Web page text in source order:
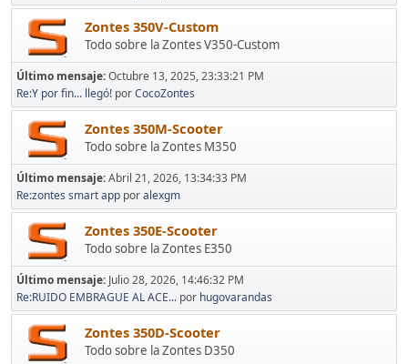
Zontes 350V-Custom
Todo sobre la Zontes V350-Custom
Último mensaje:Octubre 13, 2025, 23:33:21 PM
Re:Y por fin... llegó! porCocoZontes
Zontes 350M-Scooter
Todo sobre la Zontes M350
Último mensaje:Abril 21, 2026, 13:34:33 PM
Re:zontes smart app poralexgm
Zontes 350E-Scooter
Todo sobre la Zontes E350
Último mensaje: Julio 28, 2026, 14:46:32 PM
Re:RUIDO EMBRAGUE AL ACE... por hugovarandas
Zontes 350D-Scooter
Todo sobre la Zontes D350